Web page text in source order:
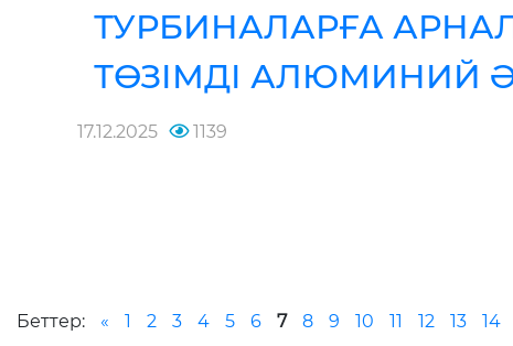
ТУРБИНАЛАРҒА
ТӨЗІМДІ АЛЮМИНИЙ
17.12.2025 1139
Беттер: « 1 2 3 4 5 6 7 8 9 10 11 12 13 14